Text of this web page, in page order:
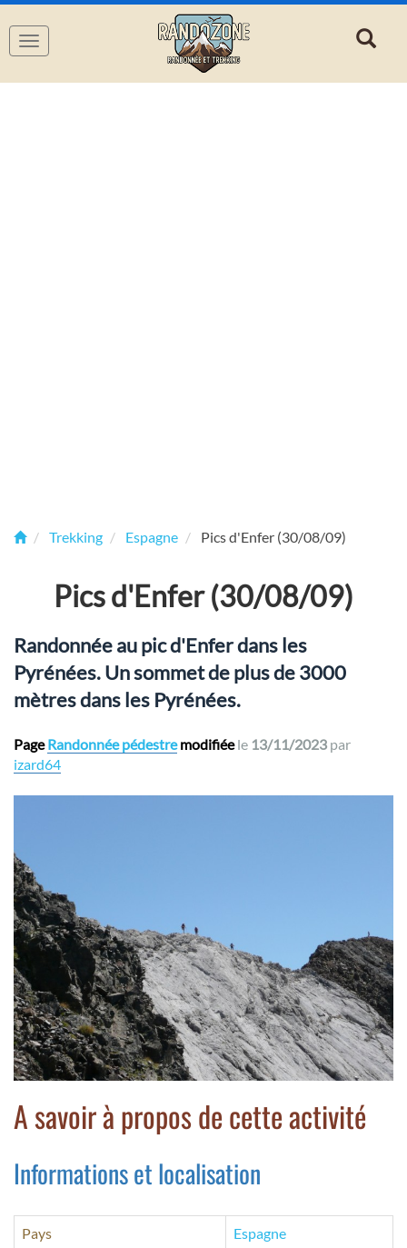
Navigation
Trekking Espagne Pics d'Enfer (30/08/09)
Pics d'Enfer (30/08/09)
Randonnée au pic d'Enfer dans les
Pyrénées. Un sommet de plus de 3000
mètres dans les Pyrénées.
PageRandonnée pédestremodifiéele 13/11/2023 par
izard64
A savoir à propos de cette activité
Informations et localisation
Pays Espagne